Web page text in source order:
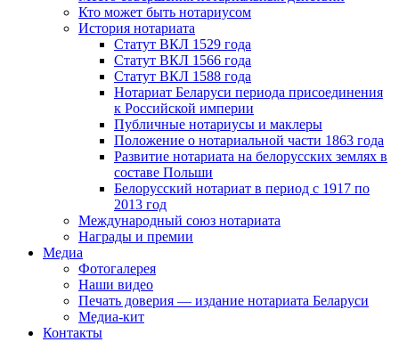
Кто может быть нотариусом
История нотариата
Статут ВКЛ 1529 года
Статут ВКЛ 1566 года
Статут ВКЛ 1588 года
Нотариат Беларуси периода присоединения
к Российской империи
Публичные нотариусы и маклеры
Положение о нотариальной части 1863 года
Развитие нотариата на белорусских землях в
составе Польши
Белорусский нотариат в период с 1917 по
2013 год
Международный союз нотариата
Награды и премии
Медиа
Фотогалерея
Наши видео
Печать доверия — издание нотариата Беларуси
Медиа-кит
Контакты